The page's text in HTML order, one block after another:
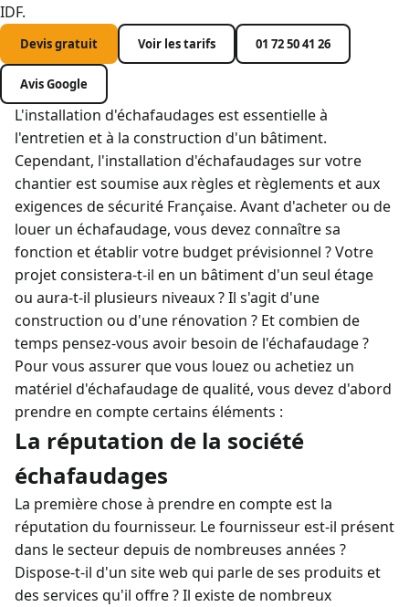
IDF.
Devis gratuit Voir les tarifs 01 72 50 41 26
Avis Google
L'installation d'échafaudages est essentielle à
l'entretien et à la construction d'un bâtiment.
Cependant, l'installation d'échafaudages sur votre
chantier est soumise aux règles et règlements et aux
exigences de sécurité Française. Avant d'acheter ou de
louer un échafaudage, vous devez connaître sa
fonction et établir votre budget prévisionnel ? Votre
projet consistera-t-il en un bâtiment d'un seul étage
ou aura-t-il plusieurs niveaux ? Il s'agit d'une
construction ou d'une rénovation ? Et combien de
temps pensez-vous avoir besoin de l'échafaudage ?
Pour vous assurer que vous louez ou achetiez un
matériel d'échafaudage de qualité, vous devez d'abord
prendre en compte certains éléments :
La réputation de la société
échafaudages
La première chose à prendre en compte est la
réputation du fournisseur. Le fournisseur est-il présent
dans le secteur depuis de nombreuses années ?
Dispose-t-il d'un site web qui parle de ses produits et
des services qu'il offre ? Il existe de nombreux